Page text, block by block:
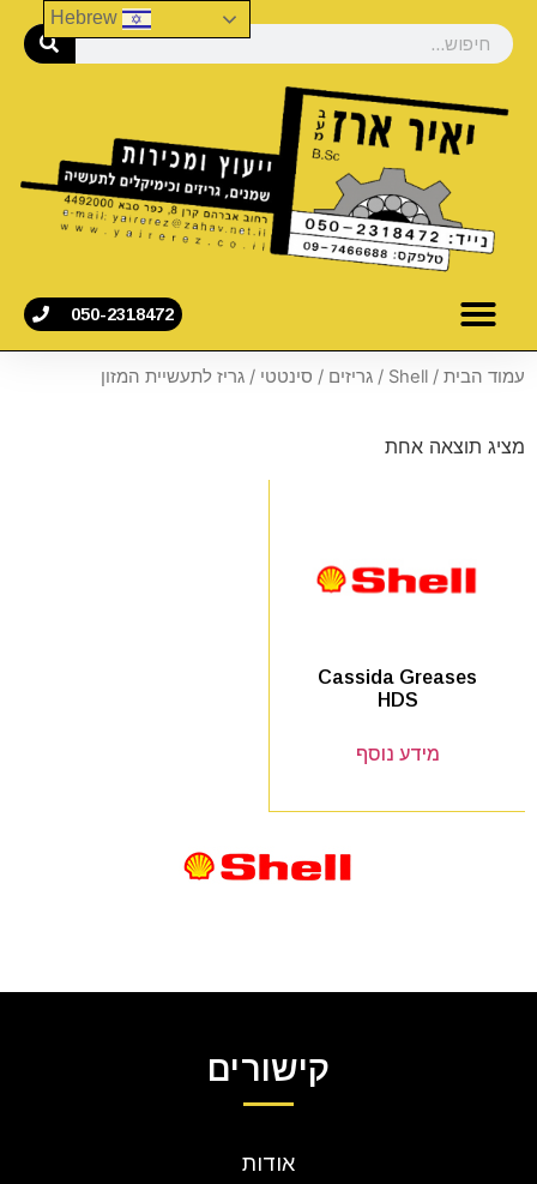
050-2318472
עמוד הבית /
Shell
/ גריזים / סינטטי / גריז לתעשיית המזון
מציג תוצאה אחת
Cassida Greases
HDS
מידע נוסף
קישורים
אודות
Hebrew